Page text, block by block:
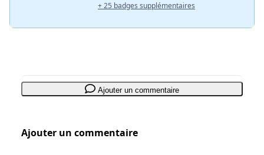
+ 25 badges supplémentaires
Ajouter un commentaire
Ajouter un commentaire